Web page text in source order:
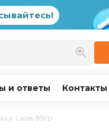
и ответы Контакты
Laces 85гр